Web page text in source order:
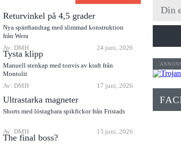
Returvinkel på 4,5 grader
Nya spärrhandtag med slimmad konstruktion
från Wera
Av: DMH
24 juni, 2026
Tysta klipp
Manuell stenkap med tonvis av kraft från
Montolit
Av: DMH
17 juni, 2026
Ultrastarka magneter
Shorts med löstagbara spikfickor från Fristads
Av: DMH 15 juni, 2026
The final boss?